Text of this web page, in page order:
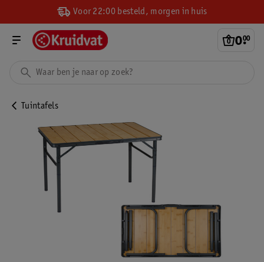
Voor 22:00 besteld, morgen in huis
0.
00
Tuintafels